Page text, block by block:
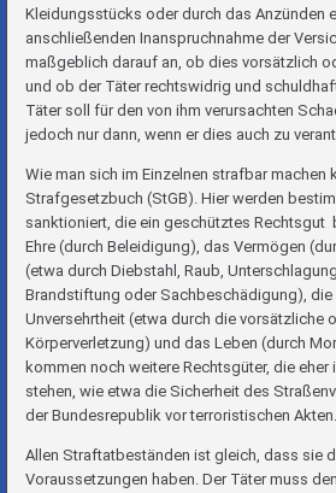
Kleidungsstücks oder durch das Anzünden
anschließenden Inanspruchnahme der
maßgeblich darauf an, ob dies vorsätzlich
und ob der Täter rechtswidrig und
Täter soll für den von ihm verursachten
jedoch nur dann, wenn er dies auch zu
Wie man sich im Einzelnen strafbar machen
Strafgesetzbuch (StGB). Hier werden
sanktioniert, die ein geschütztes Rechtsgut
Ehre (durch Beleidigung), das Vermögen
(etwa durch Diebstahl, Raub,
Brandstiftung oder Sachbeschädigung),
Unversehrtheit (etwa durch die vorsätzliche
Körperverletzung) und das Leben (durch
kommen noch weitere Rechtsgüter, die
stehen, wie etwa die Sicherheit des
der Bundesrepublik vor terroristischen Akten.
Allen Straftatbeständen ist gleich, dass sie
Voraussetzungen haben. Der Täter muss